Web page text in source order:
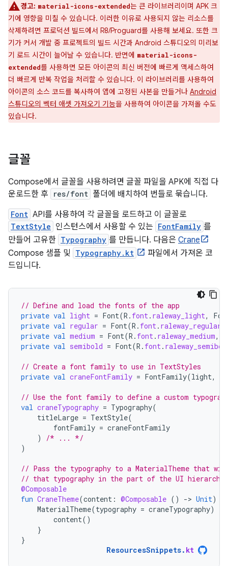
경고: material-icons-extended는 큰 라이브러리이며 APK 크
기에 영향을 미칠 수 있습니다. 이러한 이유로 사용되지 않는 리소스를
삭제하려면 프로덕션 빌드에서 R8/Proguard를 사용해 보세요. 또한 크
기가 커서 개발 중 프로젝트의 빌드 시간과 Android 스튜디오의 미리보
기 로드 시간이 늘어날 수 있습니다. 반면에 material-icons-
extended를 사용하면 모든 아이콘의 최신 버전에 빠르게 액세스하여
더 빠르게 반복 작업을 처리할 수 있습니다. 이 라이브러리를 사용하여
아이콘의 소스 코드를 복사하여 앱에 고정된 사본을 만들거나 Android
스튜디오의 벡터 애셋 가져오기 기능을 사용하여 아이콘을 가져올 수도
있습니다.
글꼴
Compose에서 글꼴을 사용하려면 글꼴 파일을 APK에 직접 다
운로드한 후
res/font 폴더에 배치하여 번들로 묶습니다.
Font API를 사용하여 각 글꼴을 로드하고 이 글꼴로
TextStyle 인스턴스에서 사용할 수 있는 FontFamily 를
만들어 고유한 Typography 를 만듭니다. 다음은 Crane
Compose 샘플 및 Typography.kt
파일에서 가져온 코
드입니다.
// Define and load the fonts of the app
private val light = Font(R . font. raleway_light,
private val regular = Font(R . font. raleway_regular
private val medium = Font(R . font. raleway_medium,
private val semibold = Font(R . font.
// Create a font family to use in TextStyles
private val craneFontFamily = FontFamily(light,
// Use the font family to define a custom
val craneTypography = Typography(
titleLarge = TextStyle(
fontFamily = craneFontFamily
)
/* ... */
)
// Pass the typography to a MaterialTheme that
// that typography in the part of the UI hierarchy
@Composable
fun CraneTheme(content : @Composable () -> Unit)
MaterialTheme(typography = craneTypography)
content()
}
}
ResourcesSnippets. kt